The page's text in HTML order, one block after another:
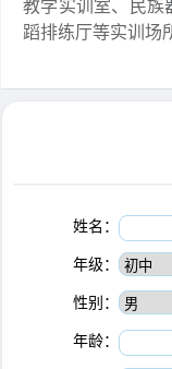
教学实训室、民族
蹈排练厅等实训场
姓名：
年级：
性别：
年龄：